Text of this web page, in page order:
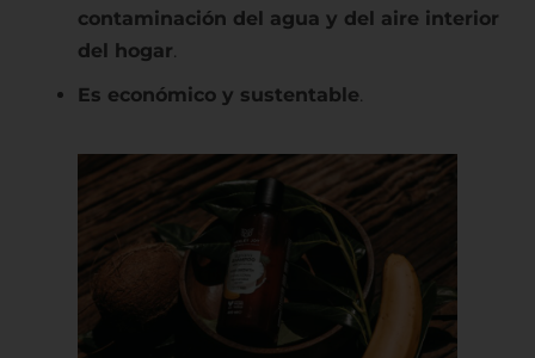
contaminación del agua y del aire interior
del hogar.
Es económico y sustentable.